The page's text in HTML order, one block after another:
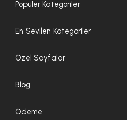
Popüler Kategoriler
En Sevilen Kategoriler
Özel Sayfalar
Blog
Ödeme